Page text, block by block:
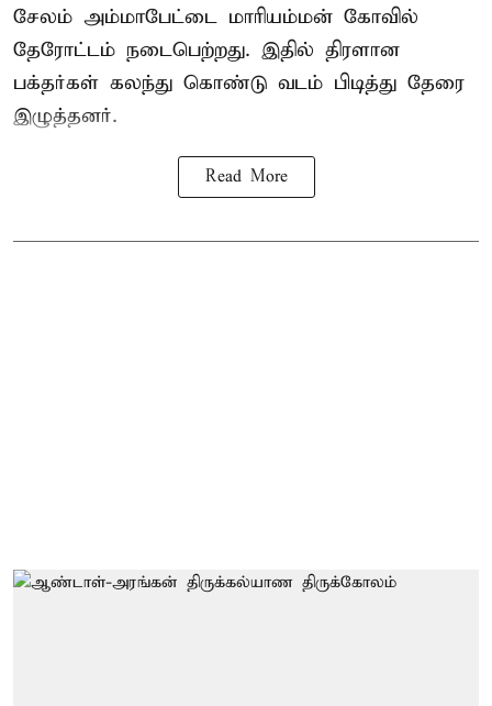
சேலம் அம்மாபேட்டை மாரியம்மன் கோவில்
தேரோட்டம் நடைபெற்றது. இதில் திரளான
பக்தர்கள் கலந்து கொண்டு வடம் பிடித்து தேரை
இழுத்தனர்.
Read More